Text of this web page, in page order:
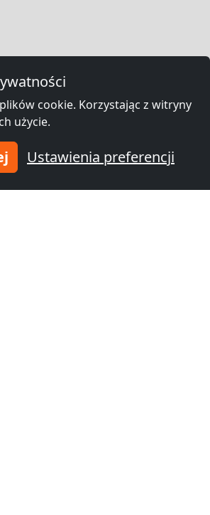
cookie. Korzystając z witryny
użycie.
Ustawienia preferencji